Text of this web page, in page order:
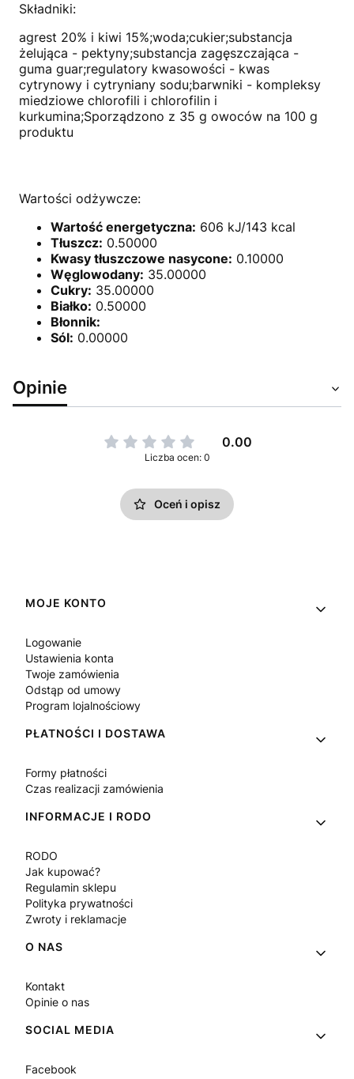
Składniki:
agrest 20% i kiwi 15%;woda;cukier;substancja
żelująca - pektyny;substancja zagęszczająca -
guma guar;regulatory kwasowości - kwas
cytrynowy i cytryniany sodu;barwniki - kompleksy
miedziowe chlorofili i chlorofilin i
kurkumina;Sporządzono z 35 g owoców na 100 g
produktu
Wartości odżywcze:
Wartość energetyczna: 606 kJ/143 kcal
Tłuszcz: 0.50000
Kwasy tłuszczowe nasycone: 0.10000
Węglowodany: 35.00000
Cukry: 35.00000
Białko: 0.50000
Błonnik:
Sól: 0.00000
Opinie
0.00
Liczba ocen: 0
Oceń i opisz
Linki w stopce
MOJE KONTO
Logowanie
Ustawienia konta
Twoje zamówienia
Odstąp od umowy
Program lojalnościowy
PŁATNOŚCI I DOSTAWA
Formy płatności
Czas realizacji zamówienia
INFORMACJE I RODO
RODO
Jak kupować?
Regulamin sklepu
Polityka prywatności
Zwroty i reklamacje
O NAS
Kontakt
Opinie o nas
SOCIAL MEDIA
Facebook